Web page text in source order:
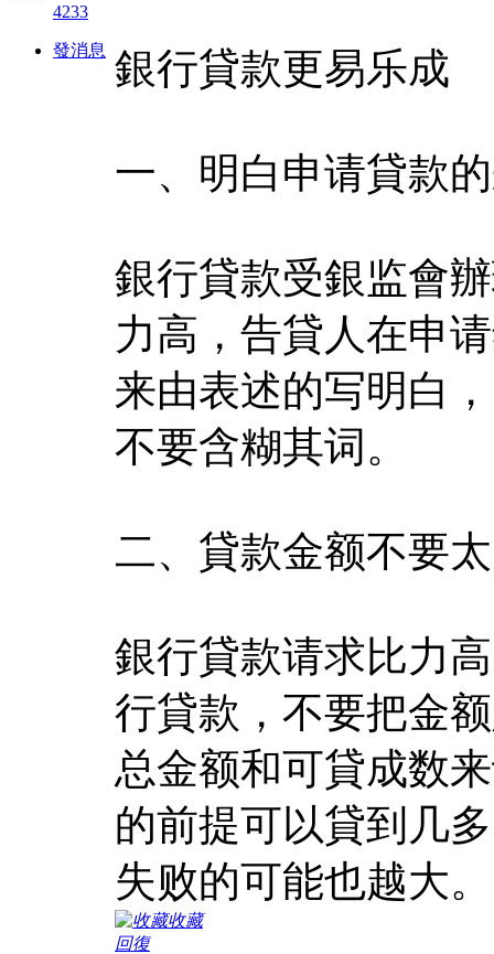
4233
發消息 銀行貸款更易乐成
一、明白申请貸款
銀行貸款受銀监會
力高，告貸人在申
来由表述的写明白
不要含糊其词。
二、貸款金额不要
銀行貸款请求比力
行貸款，不要把金
总金额和可貸成数
的前提可以貸到几
失败的可能也越大。
收藏
回復